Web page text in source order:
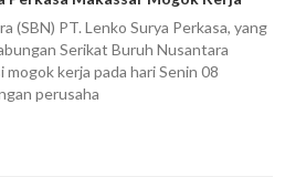
(SBN) PT. Lenko Surya Perkasa, yang
Serikat Buruh Nusantara
mogok kerja pada hari Senin 08
perusaha